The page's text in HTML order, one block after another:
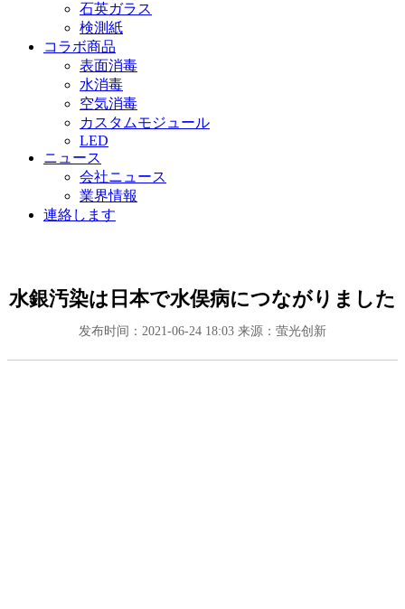
石英ガラス
検測紙
コラボ商品
表面消毒
水消毒
空気消毒
カスタムモジュール
LED
ニュース
会社ニュース
業界情報
連絡します
水銀汚染は日本で水俣病につながりました
发布时间：2021-06-24 18:03 来源：萤光创新